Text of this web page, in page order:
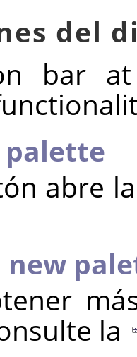
del
bar
palette
abre
new
la